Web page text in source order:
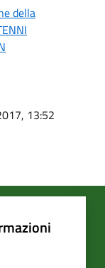
della
13:52